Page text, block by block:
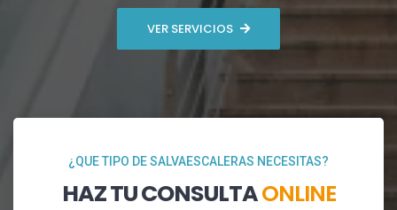
VER SERVICIOS
¿QUE TIPO DE SALVAESCALERAS NECESITAS?
HAZ TU CONSULTAONLINE